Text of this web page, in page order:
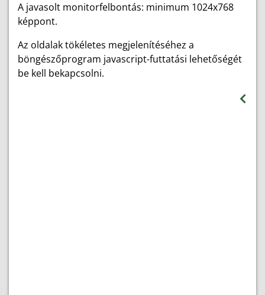
A javasolt monitorfelbontás: minimum 1024x768
képpont.
Az oldalak tökéletes megjelenítéséhez a
böngészőprogram javascript-futtatási lehetőségét
be kell bekapcsolni.